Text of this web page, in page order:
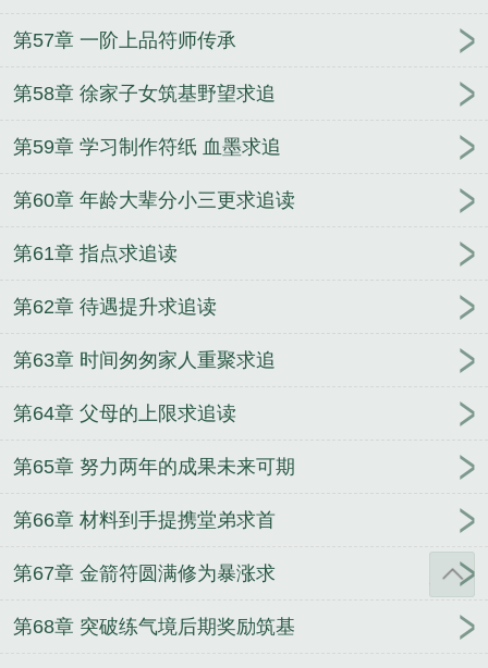
第57章 一阶上品符师传承
第58章 徐家子女筑基野望求追
第59章 学习制作符纸 血墨求追
第60章 年龄大辈分小三更求追读
第61章 指点求追读
第62章 待遇提升求追读
第63章 时间匆匆家人重聚求追
第64章 父母的上限求追读
第65章 努力两年的成果未来可期
第66章 材料到手提携堂弟求首
第67章 金箭符圆满修为暴涨求
第68章 突破练气境后期奖励筑基